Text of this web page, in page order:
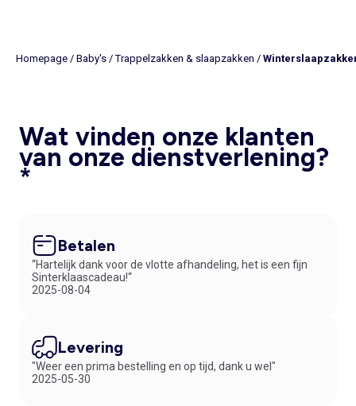
Homepage / Baby's /Trappelzakken & slaapzakken /
Wat vinden onze klanten
van onze dienstverlening?
*
Betalen
“Hartelijk dank voor de vlotte afhandeling, het is een fijn
Sinterklaascadeau!“
2025-08-04
Levering
"Weer een prima bestelling en op tijd, dank u wel"
2025-05-30